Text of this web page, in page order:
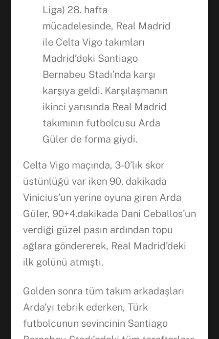
Liga) 28. hafta
mücadelesinde, Real Madrid
ile Celta Vigo takımları
Madrid’deki Santiago
Bernabeu Stadı’nda karşı
karşıya geldi. Karşılaşmanın
ikinci yarısında Real Madrid
takımının futbolcusu Arda
Güler de forma giydi.
Celta Vigo maçında, 3-0’lık skor
üstünlüğü var iken 90. dakikada
Vinicius’un yerine oyuna giren Arda
Güler, 90+4.dakikada Dani Ceballos’un
verdiği güzel pasın ardından topu
ağlara göndererek, Real Madrid’deki
ilk golünü atmıştı.
Golden sonra tüm takım arkadaşları
Arda’yı tebrik ederken, Türk
futbolcunun sevincinin Santiago